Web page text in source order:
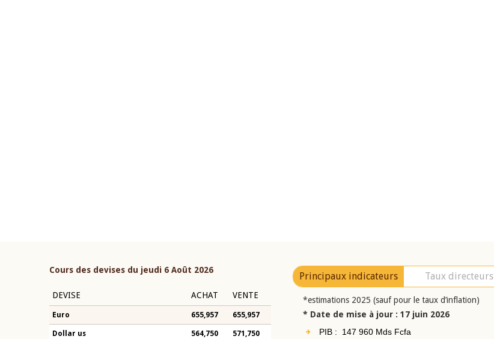
Cours des devises du jeudi 6 Août 2026
DEVISE ACHAT VENTE
Euro 655,957 655,957
Dollar us 564,750 571,750
Principaux indicateurs Taux directeurs
*estimations 2025 (sauf pour le taux d’inflation)
* Date de mise à jour : 17 juin 2026
PIB : 147 960 Mds Fcfa